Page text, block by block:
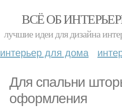
ВСЁ ОБ
лучшие идеи для дизайна
интерьер для дома
Для спальни
оформления